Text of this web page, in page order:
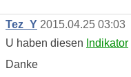
Tez_Y 2015.04.25 03:03
U haben diesen Indikator
Danke